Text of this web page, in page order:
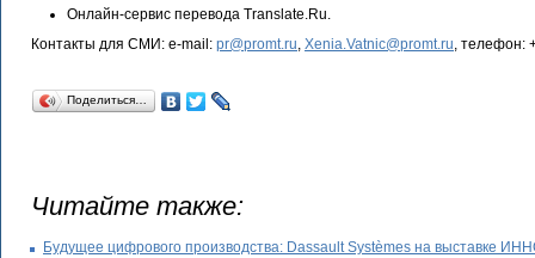
Онлайн-сервис перевода Translate.Ru.
Контакты для СМИ: e-mail: pr@promt.ru, Xenia.Vatnic@promt.ru, телефон:
Поделиться…
Читайте также:
Будущее цифрового производства: Dassault Systèmes на выставке